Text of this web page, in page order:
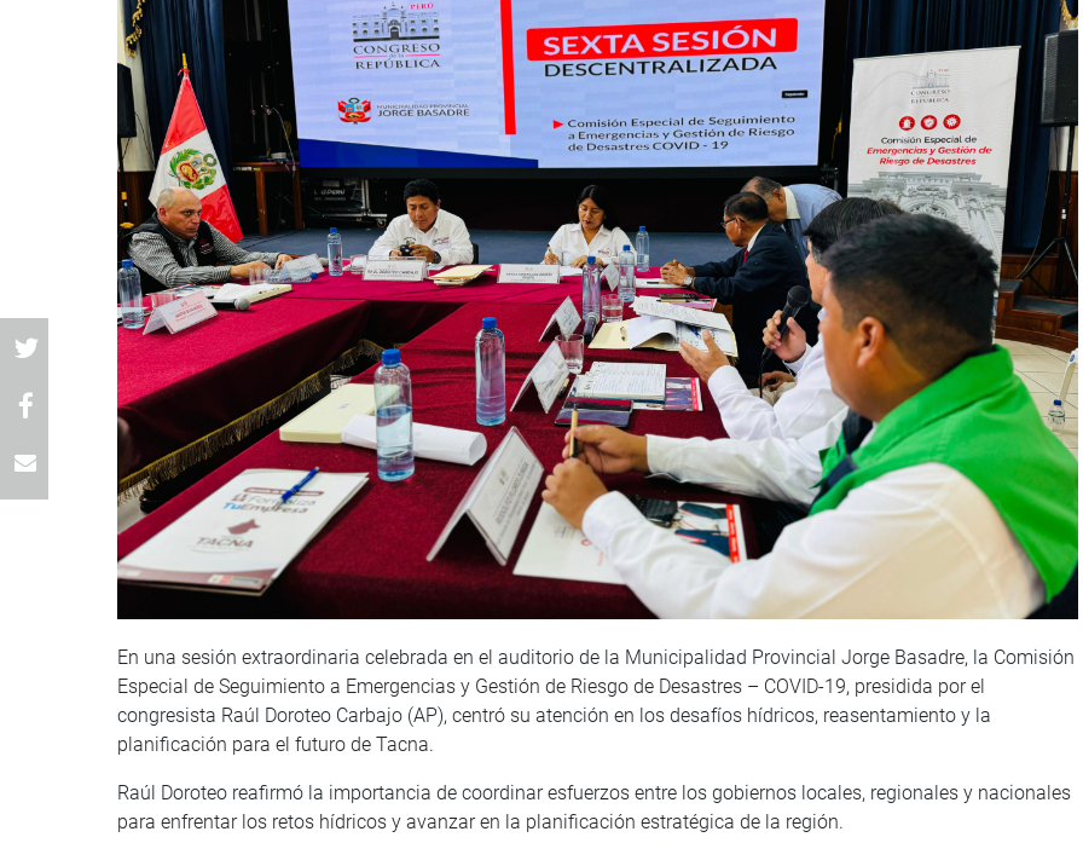
En una sesión extraordinaria celebrada en el auditorio de la Municipalidad Provincial Jorge Basadre, la Comisión
Especial de Seguimiento a Emergencias y Gestión de Riesgo de Desastres – COVID-19, presidida por el
congresista Raúl Doroteo Carbajo (AP), centró su atención en los desafíos hídricos, reasentamiento y la
planificación para el futuro de Tacna.
Raúl Doroteo reafirmó la importancia de coordinar esfuerzos entre los gobiernos locales, regionales y nacionales
para enfrentar los retos hídricos y avanzar en la planificación estratégica de la región.